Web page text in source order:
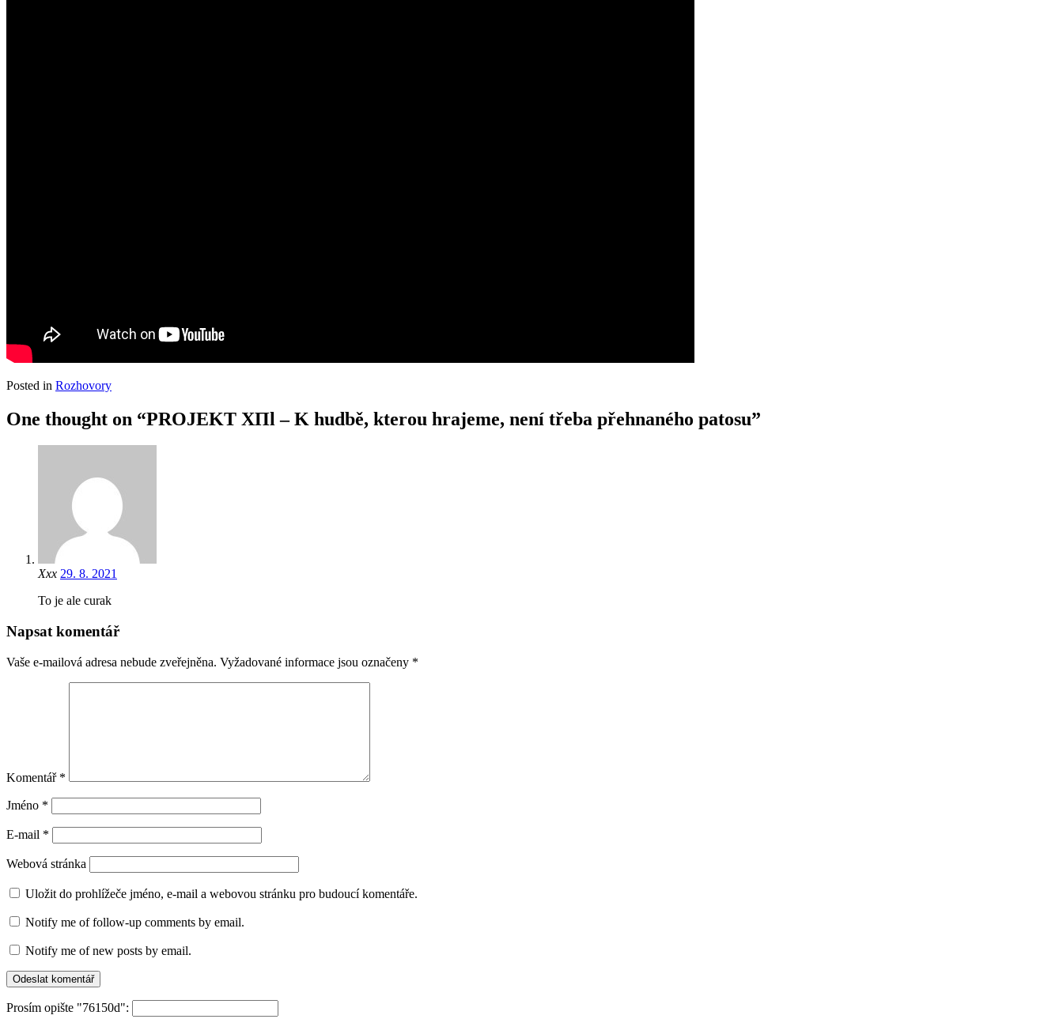
Posted in Rozhovory
One thought on “PROJEKT XΠl – K hudbě, kterou hrajeme, není třeba přehnaného patosu”
Xxx 29. 8. 2021
To je ale curak
Napsat komentář
Vaše e-mailová adresa nebude zveřejněna. Vyžadované informace jsou označeny *
Komentář *
Jméno *
E-mail *
Webová stránka
Uložit do prohlížeče jméno, e-mail a webovou stránku pro budoucí komentáře.
Notify me of follow-up comments by email.
Notify me of new posts by email.
Prosím opište "76150d":